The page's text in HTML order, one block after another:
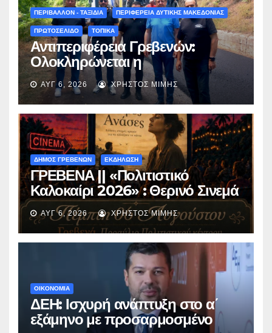
ΠΕΡΙΒΑΛΛΟΝ - ΤΑΞΙΔΙΑ ΠΕΡΙΦΕΡΕΙΑ ΔΥΤΙΚΗΣ ΜΑΚΕΔΟΝΙΑΣ
ΠΡΩΤΟΣΕΛΙΔΟ ΤΟΠΙΚΑ
Αντιπεριφέρεια Γρεβενών:
Ολοκληρώνεται η
ασφαλτόστρωση της οδού
Περιβόλι – Αβδέλλα
ΑΥΓ 6, 2026 ΧΡΉΣΤΟΣ ΜΊΜΗΣ
ΔΗΜΟΣ ΓΡΕΒΕΝΩΝ ΕΚΔΗΛΩΣΗ
ΓΡΕΒΕΝΑ || «Πολιτιστικό
Καλοκαίρι 2026» : Θερινό Σινεμά
με την βραβευμένη ταινία
«Μικρές Ανάσες».
ΑΥΓ 6, 2026 ΧΡΉΣΤΟΣ ΜΊΜΗΣ
ΟΙΚΟΝΟΜΙΑ
ΔΕΗ: Ισχυρή ανάπτυξη στο α΄
εξάμηνο με προσαρμοσμένο